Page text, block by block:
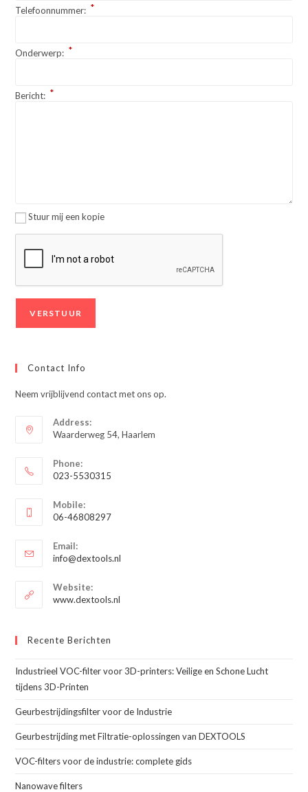
Telefoonnummer: *
Onderwerp: *
Bericht: *
Stuur mij een kopie
Contact Info
Neem vrijblijvend contact met ons op.
Address:
Waarderweg 54, Haarlem
Phone:
023-5530315
in
je
toepassing
Mobile:
06-46808297
in
je
toepassing
Email:
info@dextools.nl
Website:
www.dextools.nl
Recente Berichten
Industrieel VOC-filter voor 3D-printers: Veilige en Schone Lucht
tijdens 3D-Printen
Geurbestrijdingsfilter voor de Industrie
Geurbestrijding met Filtratie-oplossingen van DEXTOOLS
VOC-filters voor de industrie: complete gids
Nanowave filters